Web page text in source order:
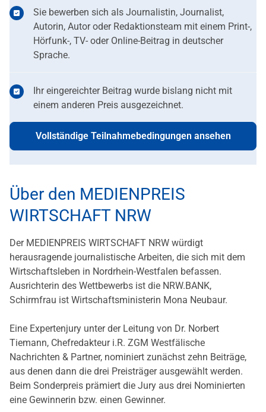
Sie bewerben sich als Journalistin, Journalist,
Autorin, Autor oder Redaktionsteam mit einem Print-,
Hörfunk-, TV- oder Online-Beitrag in deutscher
Sprache.
Ihr eingereichter Beitrag wurde bislang nicht mit
einem anderen Preis ausgezeichnet.
Vollständige Teilnahmebedingungen ansehen
Über den MEDIENPREIS
WIRTSCHAFT NRW
Der MEDIENPREIS WIRTSCHAFT NRW würdigt
herausragende journalistische Arbeiten, die sich mit dem
Wirtschaftsleben in Nordrhein-Westfalen befassen.
Ausrichterin des Wettbewerbs ist die NRW.BANK,
Schirmfrau ist Wirtschaftsministerin Mona Neubaur.
Eine Expertenjury unter der Leitung von Dr. Norbert
Tiemann, Chefredakteur i.R. ZGM Westfälische
Nachrichten & Partner, nominiert zunächst zehn Beiträge,
aus denen dann die drei Preisträger ausgewählt werden.
Beim Sonderpreis prämiert die Jury aus drei Nominierten
eine Gewinnerin bzw. einen Gewinner.